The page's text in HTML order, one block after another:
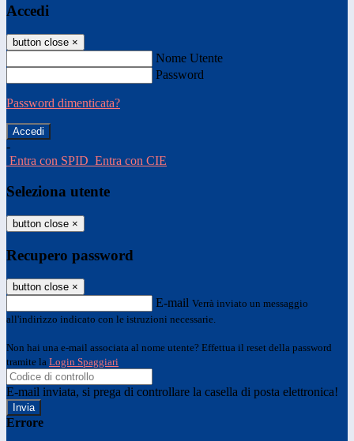
Accedi
button close ×
Nome Utente
Password
Password dimenticata?
-
Entra con SPID Entra con CIE
Seleziona utente
button close ×
Recupero password
button close ×
E-mail Verrà inviato un messaggio
all'indirizzo indicato con le istruzioni necessarie.
Non hai una e-mail associata al nome utente? Effettua il reset della password
tramite la Login Spaggiari
E-mail inviata, si prega di controllare la casella di posta elettronica!
Errore